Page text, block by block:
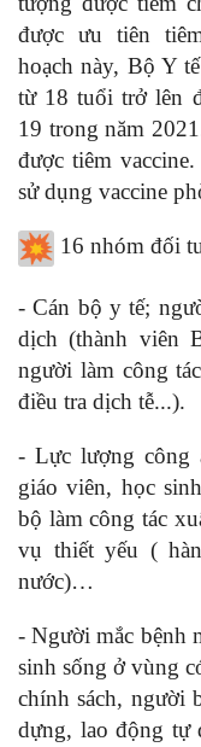
được ưu tiên
hoạch này, Bộ Y
từ 18 tuổi trở lên
19 trong năm
được tiêm
sử dụng vaccine
16 nhóm đối
- Cán bộ y tế;
dịch (thành viên
người làm công
điều tra dịch tễ...).
- Lực lượng công
giáo viên, học
bộ làm công tác
vụ thiết yếu (
nước)…
- Người mắc bệnh
sinh sống ở vùng
chính sách, người
dựng, lao động tự